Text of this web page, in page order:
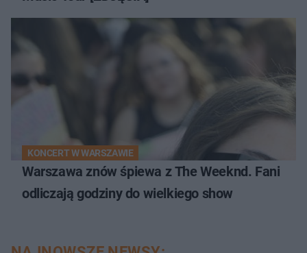
KONCERT W WARSZAWIE
Warszawa znów śpiewa z The Weeknd. Fani
odliczają godziny do wielkiego show